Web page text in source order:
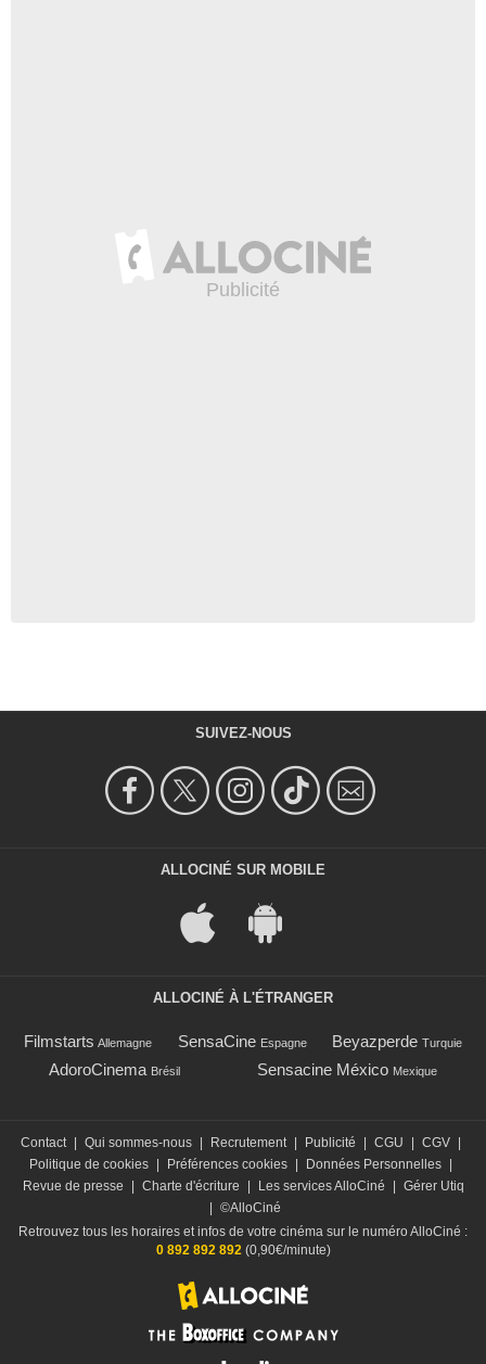
SUIVEZ-NOUS
ALLOCINÉ SUR MOBILE
ALLOCINÉ À L'ÉTRANGER
Filmstarts Allemagne SensaCine Espagne Beyazperde Turquie
AdoroCinema Brésil Sensacine México Mexique
Contact | Qui sommes-nous | Recrutement | Publicité | CGU | CGV |
Politique de cookies | Préférences cookies | Données Personnelles |
Revue de presse
| Charte d'écriture | Les services AlloCiné | Gérer Utiq
| ©AlloCiné
Retrouvez tous les horaires et infos de votre cinéma sur le numéro AlloCiné :
0 892 892 892(0,90€/minute)